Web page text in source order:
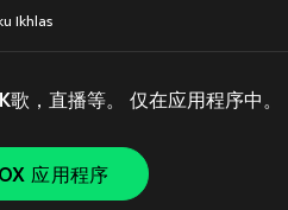
Ikhlas
，直播等。 仅在应用程序中。
应用程序